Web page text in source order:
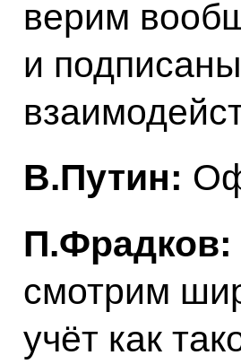
верим
и
В.Путин:
П.Фрадков:
смотрим
учёт как